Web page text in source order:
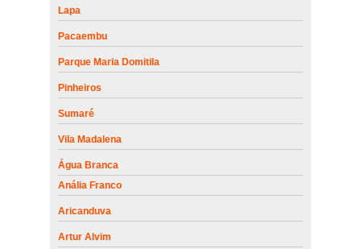
Lapa
Pacaembu
Parque Maria Domitila
Pinheiros
Sumaré
Vila Madalena
Água Branca
Anália Franco
Aricanduva
Artur Alvim